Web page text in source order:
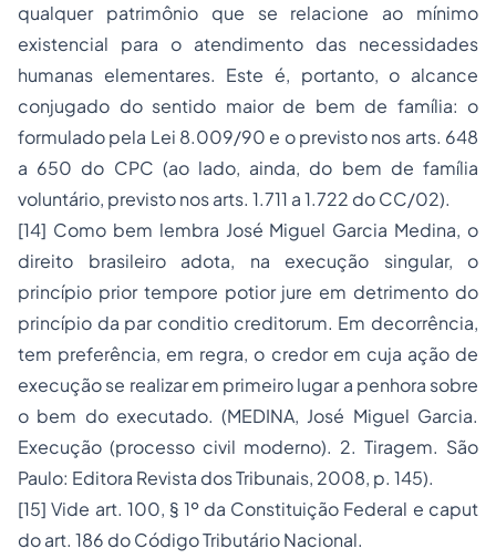
qualquer patrimônio que se relacione ao mínimo
existencial para o atendimento das necessidades
humanas elementares. Este é, portanto, o alcance
conjugado do sentido maior de bem de família: o
formulado pela Lei 8.009/90 e o previsto nos arts. 648
a 650 do CPC (ao lado, ainda, do bem de família
voluntário, previsto nos arts. 1.711 a 1.722 do CC/02).
[14] Como bem lembra José Miguel Garcia Medina, o
direito brasileiro adota, na execução singular, o
princípio prior tempore potior jure em detrimento do
princípio da par conditio creditorum. Em decorrência,
tem preferência, em regra, o credor em cuja ação de
execução se realizar em primeiro lugar a penhora sobre
o bem do executado. (MEDINA, José Miguel Garcia.
Execução (processo civil moderno). 2. Tiragem. São
Paulo: Editora Revista dos Tribunais, 2008, p. 145).
[15] Vide art. 100, § 1º da Constituição Federal e caput
do art. 186 do Código Tributário Nacional.